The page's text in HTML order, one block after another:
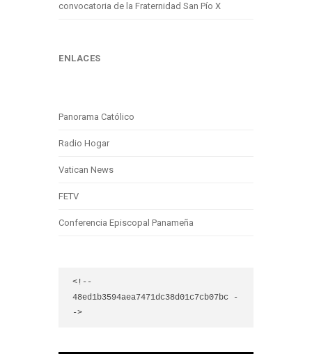
convocatoria de la Fraternidad San Pío X
ENLACES
Panorama Católico
Radio Hogar
Vatican News
FETV
Conferencia Episcopal Panameña
<!--
48ed1b3594aea7471dc38d01c7cb07bc -
->